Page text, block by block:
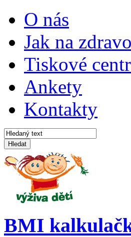
O nás
Jak na
Tiskové
Ankety
Kontakty
Hledat
BMI